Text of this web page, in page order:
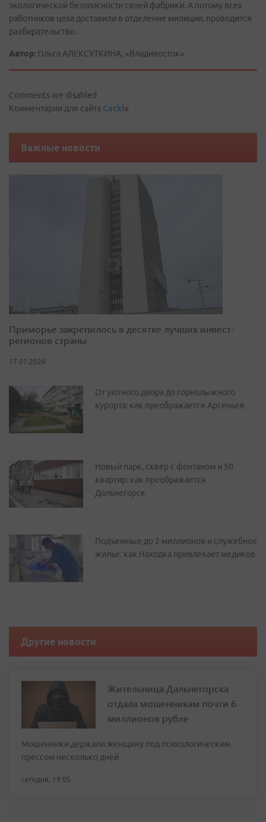
экологической безопасности своей фабрики. А потому всех
работников цеха доставили в отделение милиции, проводится
разбирательство.
Автор: Ольга АЛЕКСУТКИНА, «Владивосток»
Comments are disabled
Комментарии для сайта Cackle
Важные новости
Приморье закрепилось в десятке лучших инвест-
регионов страны
17.07.2026
От уютного двора до горнолыжного
курорта: как преображается Арсеньев
Новый парк, сквер с фонтаном и 50
квартир: как преображается
Дальнегорск
Подъемные до 2 миллионов и служебное
жилье: как Находка привлекает медиков
Другие новости
Жительница Дальнегорска
отдала мошенникам почти 6
миллионов рубле
Мошенники держали женщину под психологическим
прессом несколько дней
сегодня, 19:05